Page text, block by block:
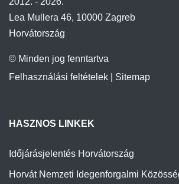
© Minden jog fenntartva
Felhasználási feltételek
Időjárásjelentés Horvátország
Horvát Nemzeti Idegenforgalmi Közösség
Horvátország parkjai